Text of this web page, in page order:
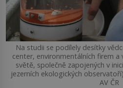
Na studii se podílely desítky
center, environmentálních firem
světě, společně zapojených v
jezerních ekologických
AV ČR